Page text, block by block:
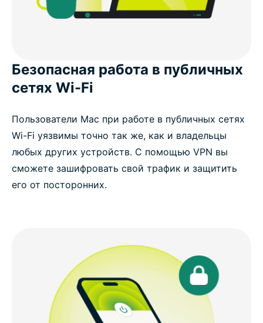
Безопасная работа в публичных
сетях Wi-Fi
Пользователи Mac при работе в публичных сетях
Wi-Fi уязвимы точно так же, как и владельцы
любых других устройств. С помощью VPN вы
сможете зашифровать свой трафик и защитить
его от посторонних.